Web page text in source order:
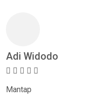
Adi Widodo
Mantap